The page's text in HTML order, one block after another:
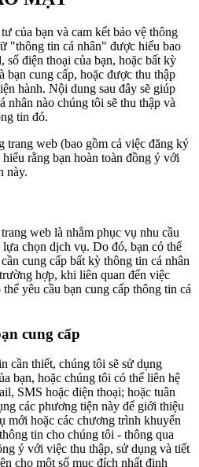
của bạn và cam kết bảo vệ thông
"thông tin cá nhân" được hiểu bao
số điện thoại của bạn, hoặc bất kỳ
bạn cung cấp, hoặc được thu thập
hành. Nội dung sau đây sẽ giúp
nhân nào chúng tôi sẽ thu thập và
tin đó.
trang web (bao gồm cả việc đăng ký
rằng bạn hoàn toàn đồng ý với
này.
web là nhằm phục vụ nhu cầu
chọn dịch vụ. Do đó, bạn có thể
cung cấp bất kỳ thông tin cá nhân
hợp, khi liên quan đến việc
yêu cầu bạn cung cấp thông tin cá
cung cấp
cần thiết, chúng tôi sẽ sử dụng
bạn, hoặc chúng tôi có thể liên hệ
SMS hoặc điện thoại; hoặc tuân
các phương tiện này để giới thiệu
mới hoặc các chương trình khuyến
tin cho chúng tôi - thông qua
ý với việc thu thập, sử dụng và tiết
cho một số mục đích nhất định